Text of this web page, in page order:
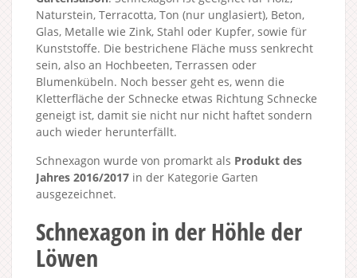
Naturstein, Terracotta, Ton (nur unglasiert), Beton,
Glas, Metalle wie Zink, Stahl oder Kupfer, sowie für
Kunststoffe. Die bestrichene Fläche muss senkrecht
sein, also an Hochbeeten, Terrassen oder
Blumenkübeln. Noch besser geht es, wenn die
Kletterfläche der Schnecke etwas Richtung Schnecke
geneigt ist, damit sie nicht nur nicht haftet sondern
auch wieder herunterfällt.
Schnexagon wurde von promarkt als Produkt des
Jahres 2016/2017 in der Kategorie Garten
ausgezeichnet.
Schnexagon in der Höhle der
Löwen